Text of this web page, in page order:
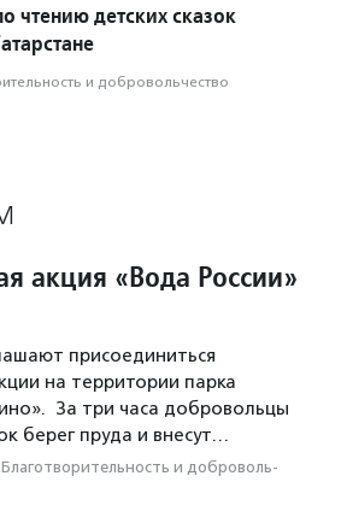
чтению детских сказок
и доброволь­чест­во
акция «Вода России»
присоединиться
на территории парка
За три часа добровольцы
берег пруда и внесут…
Благотвори­тель­ность и доброволь­